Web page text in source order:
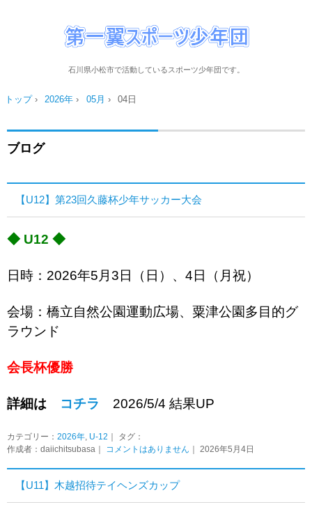
石川県小松市で活動しているスポーツ少年団です。
トップ› 2026年 › 05月 › 04日
ブログ
【U12】第23回久藤杯少年サッカー大会
◆ U12 ◆
日時：2026年5月3日（日）、4日（月祝）
会場：橋立自然公園運動広場、粟津公園多目的グ
ラウンド
会長杯優勝
詳細は コチラ 2026/5/4 結果UP
カテゴリー： 2026年, U-12 ｜ タグ：
作成者：daiichitsubasa｜ コメントはありません ｜ 2026年5月4日
【U11】木越招待テイヘンズカップ